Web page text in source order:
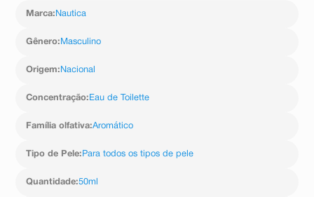
pulsos, pescoço e atrás das orelhas.
reaplique conforme necessário ao longo do dia.
Marca: Nautica
Gênero: Masculino
Origem: Nacional
Concentração: Eau de Toilette
Família olfativa:Aromático
Tipo de Pele: Para todos os tipos de pele
Quantidade:50ml